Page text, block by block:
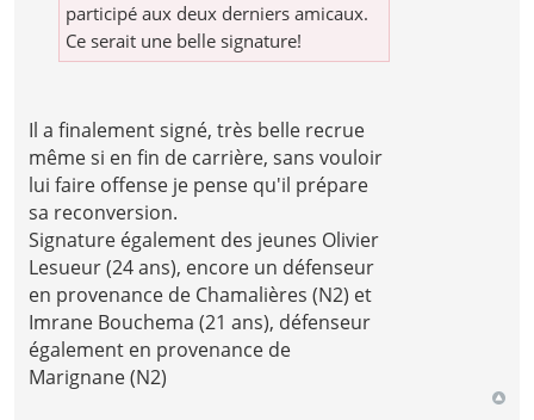
participé aux deux derniers amicaux.
Ce serait une belle signature!
Il a finalement signé, très belle recrue
même si en fin de carrière, sans vouloir
lui faire offense je pense qu'il prépare
sa reconversion.
Signature également des jeunes Olivier
Lesueur (24 ans), encore un défenseur
en provenance de Chamalières (N2) et
Imrane Bouchema (21 ans), défenseur
également en provenance de
Marignane (N2)